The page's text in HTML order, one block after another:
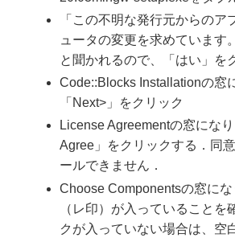
「この不明な発行元からのア
ュータの変更を求めています
と聞かれるので、「はい」を
Code::Blocks Installationの窓
「Next>」をクリック
License Agreementの窓になり
Agree」をクリックする．同
ールできません．
Choose Componentsの窓に
（レ印）が入っていることを
クが入っていない場合は、空